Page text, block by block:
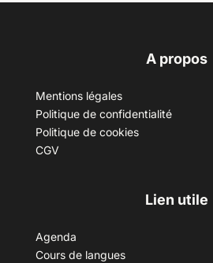
A propos
Mentions légales
Politique de confidentialité
Politique de cookies
CGV
Lien utile
Agenda
Cours de langues